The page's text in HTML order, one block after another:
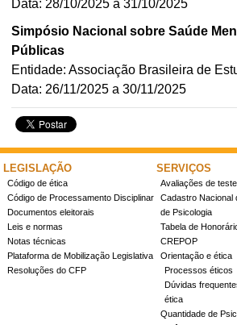
Data: 28/10/2025 a 31/10/2025
Simpósio Nacional sobre Saúde
Públicas
Entidade: Associação Brasileira de
Data: 26/11/2025 a 30/11/2025
LEGISLAÇÃO
Código de ética
Código de Processamento Disciplinar
Documentos eleitorais
Leis e normas
Notas técnicas
Plataforma de Mobilização Legislativa
Resoluções do CFP
SERVIÇOS
Avaliações de
Cadastro Nacional
de Psicologia
Tabela de
CREPOP
Orientação e ética
Processos éticos
Dúvidas
ética
Quantidade de